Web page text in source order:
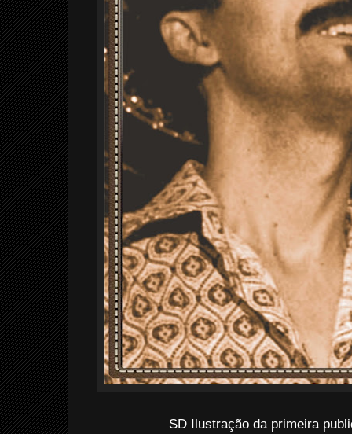
SD Ilustração da primeira